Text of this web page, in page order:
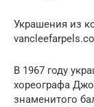
Украшения из
В 1967 году
хореографа
знаменитого